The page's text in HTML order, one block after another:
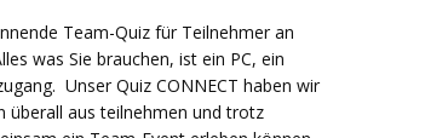
Team-Quiz für Teilnehmer an
was Sie brauchen, ist ein PC, ein
Unser Quiz CONNECT haben wir
überall aus teilnehmen und trotz